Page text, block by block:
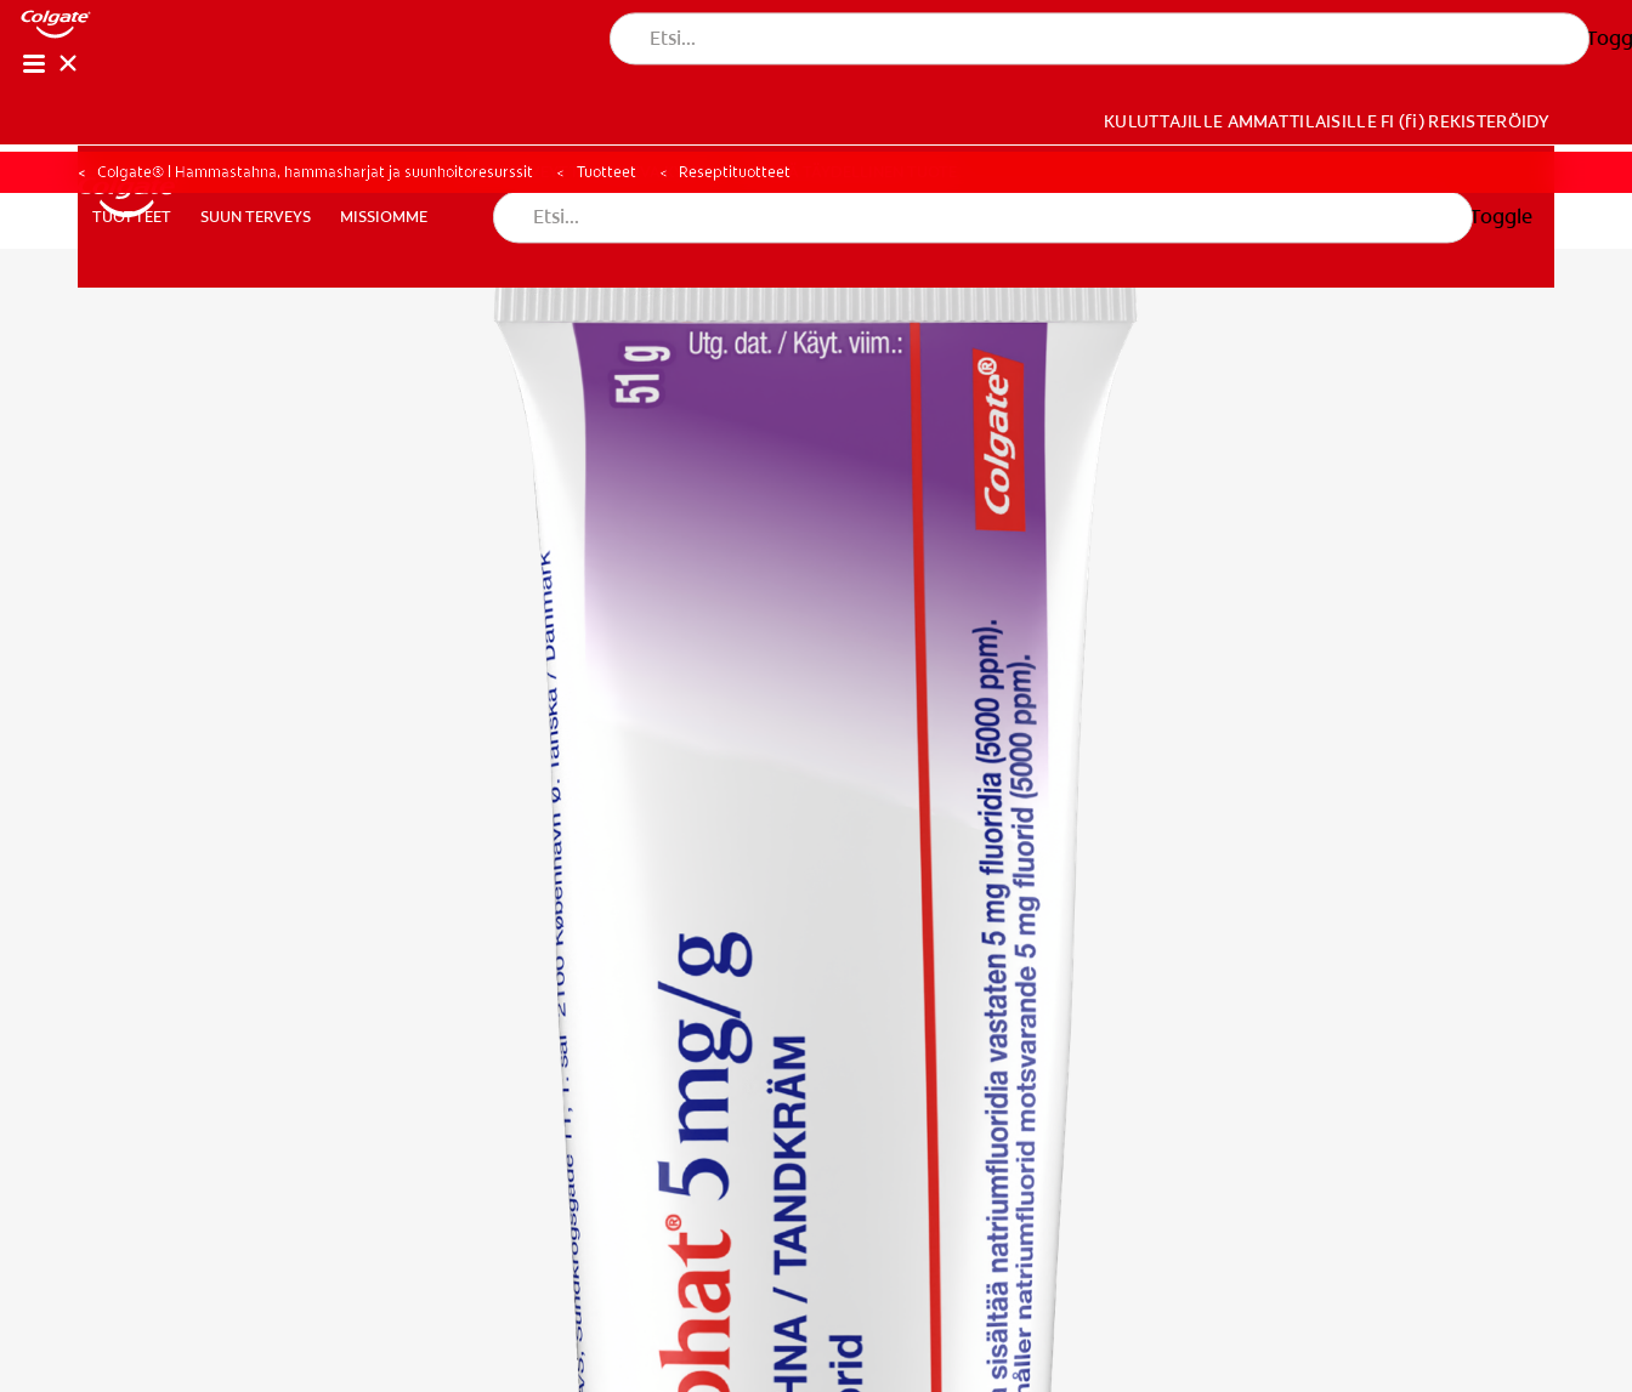
TUOTTEET SUUN TERVEYS MISSIOMME
KULUTTAJILLE AMMATTILAISILLE FI (fi) REKISTERÖIDY
TUOTTEET SUUN TERVEYS MISSIOMME
SUUN TERVEYTTÄ KOSKEVA KYSELY LÖYDÄ TÄYDELLINEN TUOTE
Toggle
Colgate® | Hammastahna, hammasharjat ja suunhoitoresurssit Tuotteet Reseptituotteet